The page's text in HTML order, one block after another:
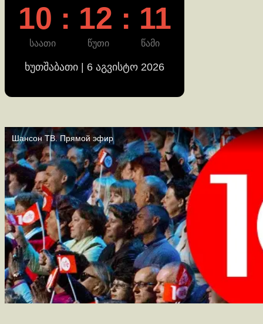
10 : 12 : 12
საათი წუთი წამი
ხუთშაბათი | 6 აგვისტო 2026